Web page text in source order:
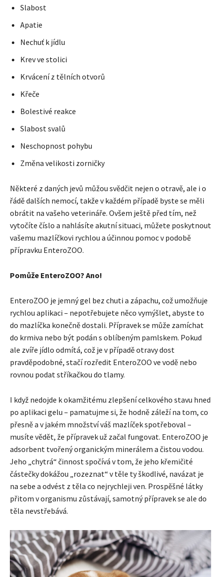
Slabost
Apatie
Nechuť k jídlu
Krev ve stolici
Krvácení z tělních otvorů
Křeče
Bolestivé reakce
Slabost svalů
Neschopnost pohybu
Změna velikosti zorničky
Některé z daných jevů můžou svědčit nejen o otravě, ale i o
řádě dalších nemocí, takže v každém případě byste se měli
obrátit na vašeho veterináře. Ovšem ještě před tím, než
vytočíte číslo a nahlásíte akutní situaci, můžete poskytnout
vašemu mazlíčkovi rychlou a účinnou pomoc v podobě
přípravku EnteroZOO.
Pomůže EnteroZOO? Ano!
EnteroZOO je jemný gel bez chuti a zápachu, což umožňuje
rychlou aplikaci – nepotřebujete něco vymýšlet, abyste to
do mazlíčka konečně dostali. Přípravek se může zamíchat
do krmiva nebo být podán s oblíbeným pamlskem. Pokud
ale zvíře jídlo odmítá, což je v případě otravy dost
pravděpodobné, stačí rozředit EnteroZOO ve vodě nebo
rovnou podat stříkačkou do tlamy.
I když nedojde k okamžitému zlepšení celkového stavu hned
po aplikaci gelu – pamatujme si, že hodně záleží na tom, co
přesně a v jakém množství váš mazlíček spotřeboval –
musíte vědět, že přípravek už začal fungovat. EnteroZOO je
adsorbent tvořený organickým minerálem a čistou vodou.
Jeho „chytrá“ činnost spočívá v tom, že jeho křemičité
částečky dokážou „rozeznat“ v těle ty škodlivé, navázat je
na sebe a odvést z těla co nejrychleji ven. Prospěšné látky
přitom v organismu zůstávají, samotný přípravek se ale do
těla nevstřebává.